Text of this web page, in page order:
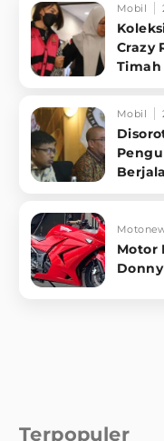
Mobil
Crazy
Timah
Mobil
Motor
Terpopuler